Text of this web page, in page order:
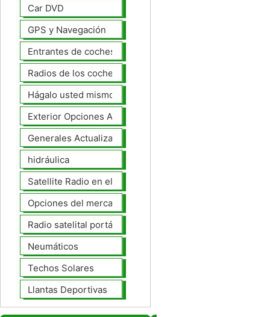
Car DVD
GPS y Navegación
Entrantes de coches
Radios de los coches
Hágalo usted mismo Mejoras Auto
Exterior Opciones Aftermarket
Generales Actualizaciones Auto
hidráulica
Satellite Radio en el tablero
Opciones del mercado de accesorios del interior
Radio satelital portátil
Neumáticos
Techos Solares
Llantas Deportivas